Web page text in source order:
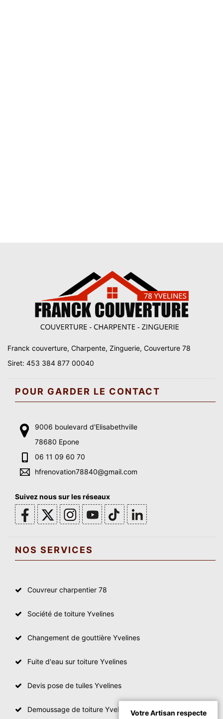
Franck couverture, Charpente, Zinguerie, Couverture 78
Siret: 453 384 877 00040
POUR GARDER LE CONTACT
9006 boulevard d'Elisabethville
78680 Epone
06 11 09 60 70
hfrenovation78840@gmail.com
Suivez nous sur les réseaux
NOS SERVICES
Couvreur charpentier 78
Société de toiture Yvelines
Changement de gouttière Yvelines
Fuite d'eau sur toiture Yvelines
Devis pose de tuiles Yvelines
Demoussage de toiture YvelinesVotre Artisan respecte